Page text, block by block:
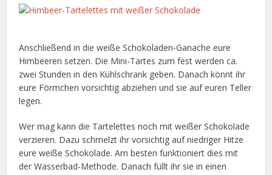
Anschließend in die weiße Schokoladen-Ganache eure
Himbeeren setzen. Die Mini-Tartes zum fest werden ca.
zwei Stunden in den Kühlschrank geben. Danach könnt ihr
eure Förmchen vorsichtig abziehen und sie auf euren Teller
legen.
Wer mag kann die Tartelettes noch mit weißer Schokolade
verzieren. Dazu schmelzt ihr vorsichtig auf niedriger Hitze
eure weiße Schokolade. Am besten funktioniert dies mit
der Wasserbad-Methode. Danach füllt ihr sie in einen